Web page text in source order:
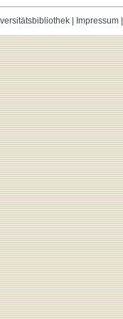
| Impressum|